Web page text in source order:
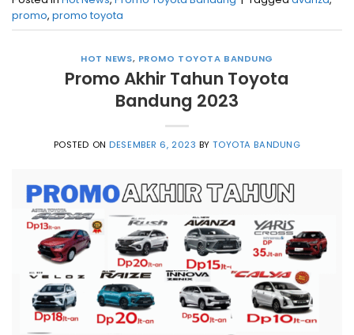
promo, promo toyota
HOT NEWS, PROMO TOYOTA BANDUNG
Promo Akhir Tahun Toyota
Bandung 2023
POSTED ONDESEMBER 6, 2023 BYTOYOTA BANDUNG